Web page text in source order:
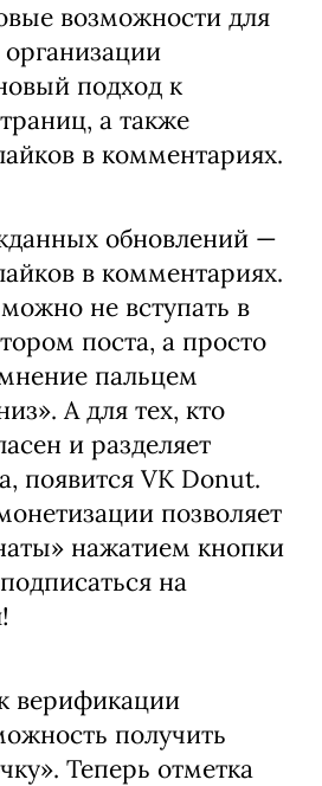
возможности для
подход к
а также
в комментариях.
обновлений —
в комментариях.
не вступать в
поста, а просто
пальцем
А для тех, кто
и разделяет
появится VK Donut.
позволяет
нажатием кнопки
на
верификации
получить
Теперь отметка